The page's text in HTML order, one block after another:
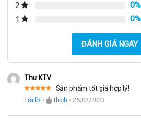
2
0%
1
0%
ĐÁNH GIÁ NGAY
Thư KTV
Được xếp
hạng5 5
Sản phẩm tốt giá hợp lý!
Trả lời • thích • 25/02/2023